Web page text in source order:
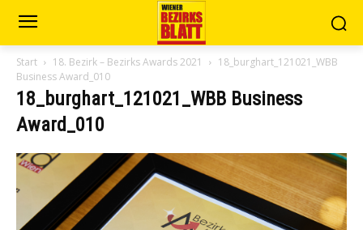
Start 18. Bezirk – Bezirks Awards 2021
18_burghart_121021_WBB
Business Award_010
18_burghart_121021_WBB Business
Award_010